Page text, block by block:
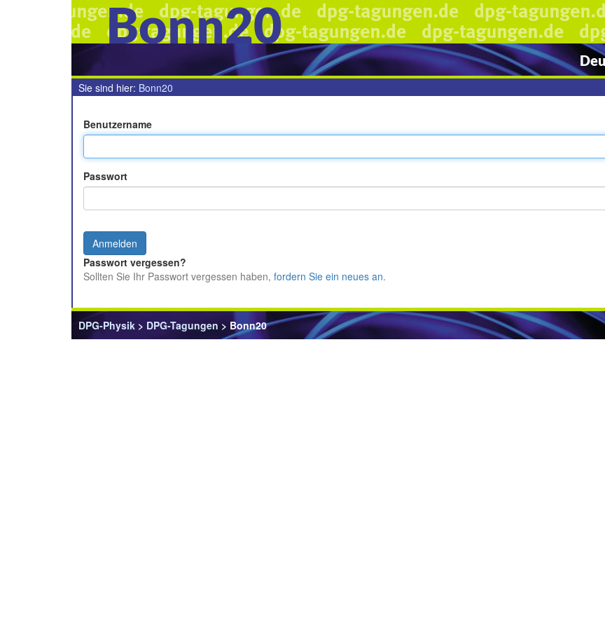
Bonn20
Sie sind hier: Bonn20
Benutzername
Passwort
Passwort vergessen?
Sollten Sie Ihr Passwort vergessen haben, fordern Sie ein neues an.
DPG-Physik > DPG-Tagungen > Bonn20